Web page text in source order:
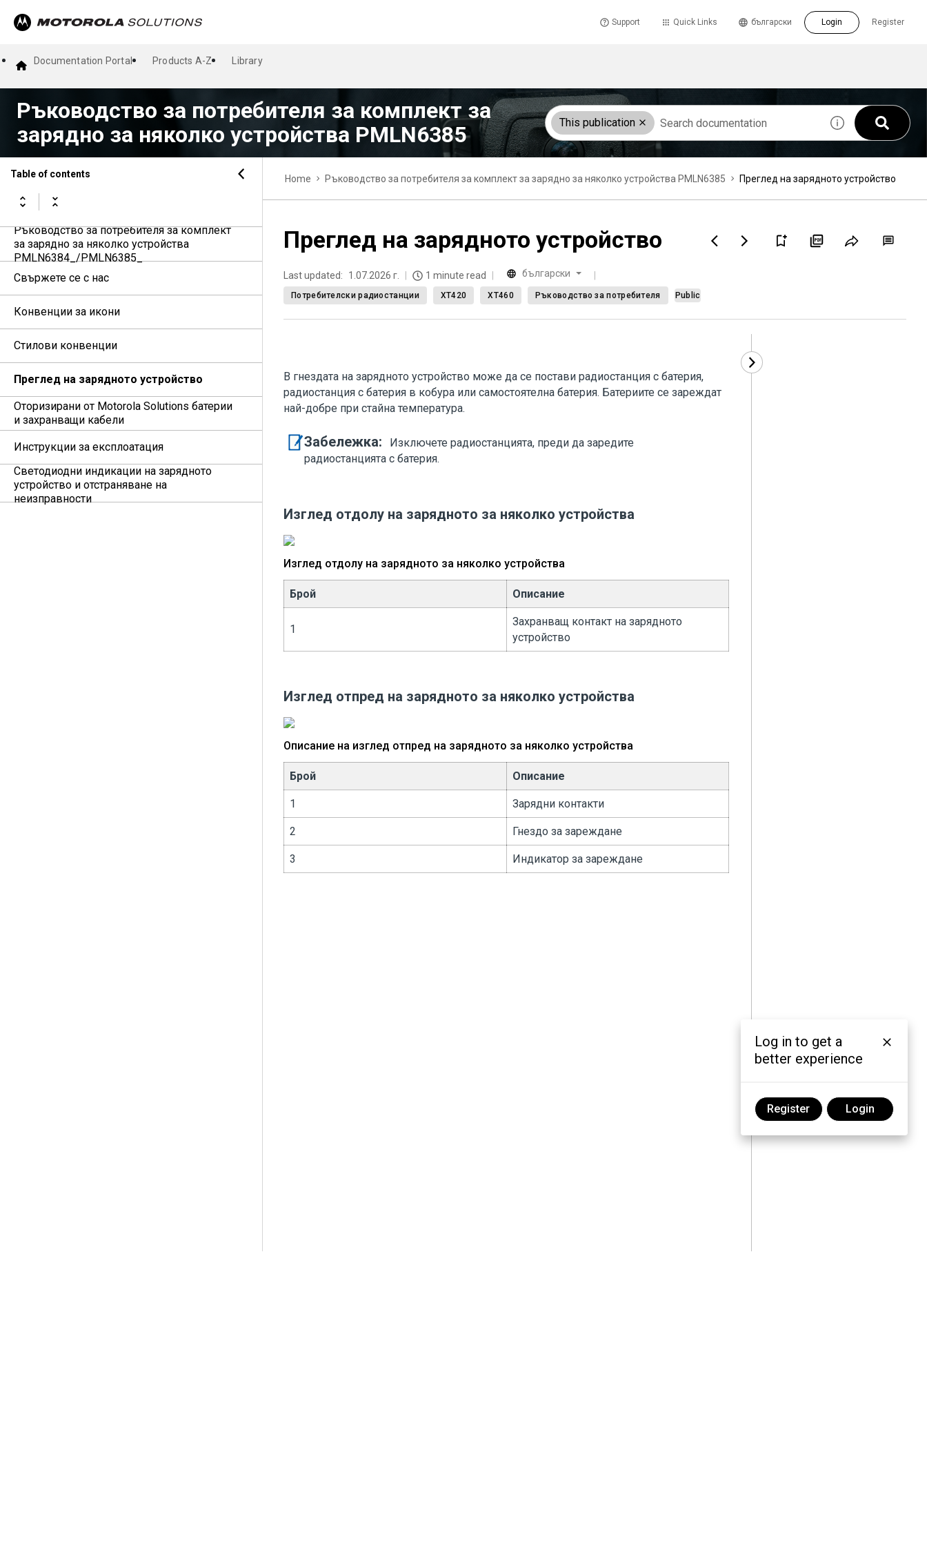
Support Quick Links Register
български Login
Documentation Portal Products A-Z Library
Ръководство за потребителя за комплект за
зарядно за няколко устройства PMLN6385
This publication
Table of contents
Ръководство за потребителя за комплект
за зарядно за няколко устройства
PMLN6384_/PMLN6385_
Свържете се с нас
Конвенции за икони
Стилови конвенции
Преглед на зарядното устройство
Оторизирани от Motorola Solutions батерии
и захранващи кабели
Инструкции за експлоатация
Светодиодни индикации на зарядното
устройство и отстраняване на
неизправности
Home Ръководство за потребителя за комплект за зарядно за няколко устройства PMLN6385 Преглед на зарядното устройство
Преглед на зарядното устройство
Last updated: 1.07.2026 г. 1 minute read български
Потребителски радиостанции XT420 XT460 Ръководство за потребителя Public
В гнездата на зарядното устройство може да се постави радиостанция с батерия,
радиостанция с батерия в кобура или самостоятелна батерия. Батериите се зареждат
най-добре при стайна температура.
Забележка:
Изключете радиостанцията, преди да заредите
радиостанцията с батерия.
Изглед отдолу на зарядното за няколко устройства
Изглед отдолу на зарядното за няколко устройства
Брой Описание
1
Захранващ контакт на зарядното
устройство
Изглед отпред на зарядното за няколко устройства
Описание на изглед отпред на зарядното за няколко устройства
Брой Описание
1 Зарядни контакти
2 Гнездо за зареждане
3 Индикатор за зареждане
Log in to get a
better experience
Register Login